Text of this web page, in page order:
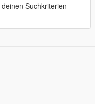
Suchkriterien